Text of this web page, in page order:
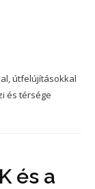
útfelújításokkal
és térsége
és a